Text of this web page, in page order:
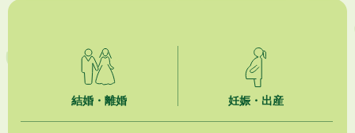
市民の勇気ある応急手当に感謝状を贈呈しました
夏季休暇期間 開業医等診療予定
結婚・離婚 妊娠・出産